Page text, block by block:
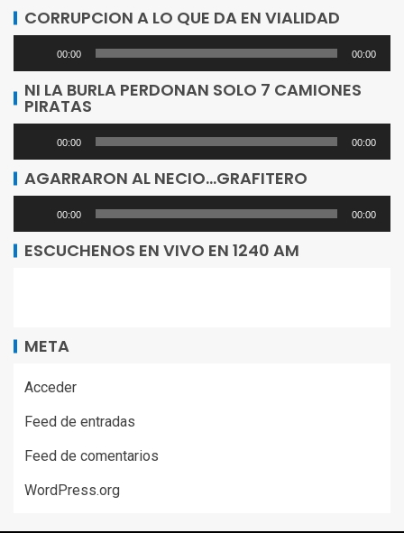
de
audio
CORRUPCION A LO QUE DA EN VIALIDAD
Reproductor
de
audio
00:00 00:00
NI LA BURLA PERDONAN SOLO 7 CAMIONES
PIRATAS
Reproductor
de
audio
00:00 00:00
AGARRARON AL NECIO…GRAFITERO
Reproductor
de
00:00 00:00
ESCUCHENOS EN VIVO EN 1240 AM
META
Acceder
Feed de entradas
Feed de comentarios
WordPress.org